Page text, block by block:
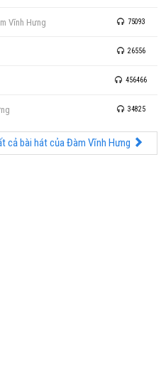
Vĩnh Hưng 75093
26556
456466
34825
cả bài hát của Đàm Vĩnh Hưng